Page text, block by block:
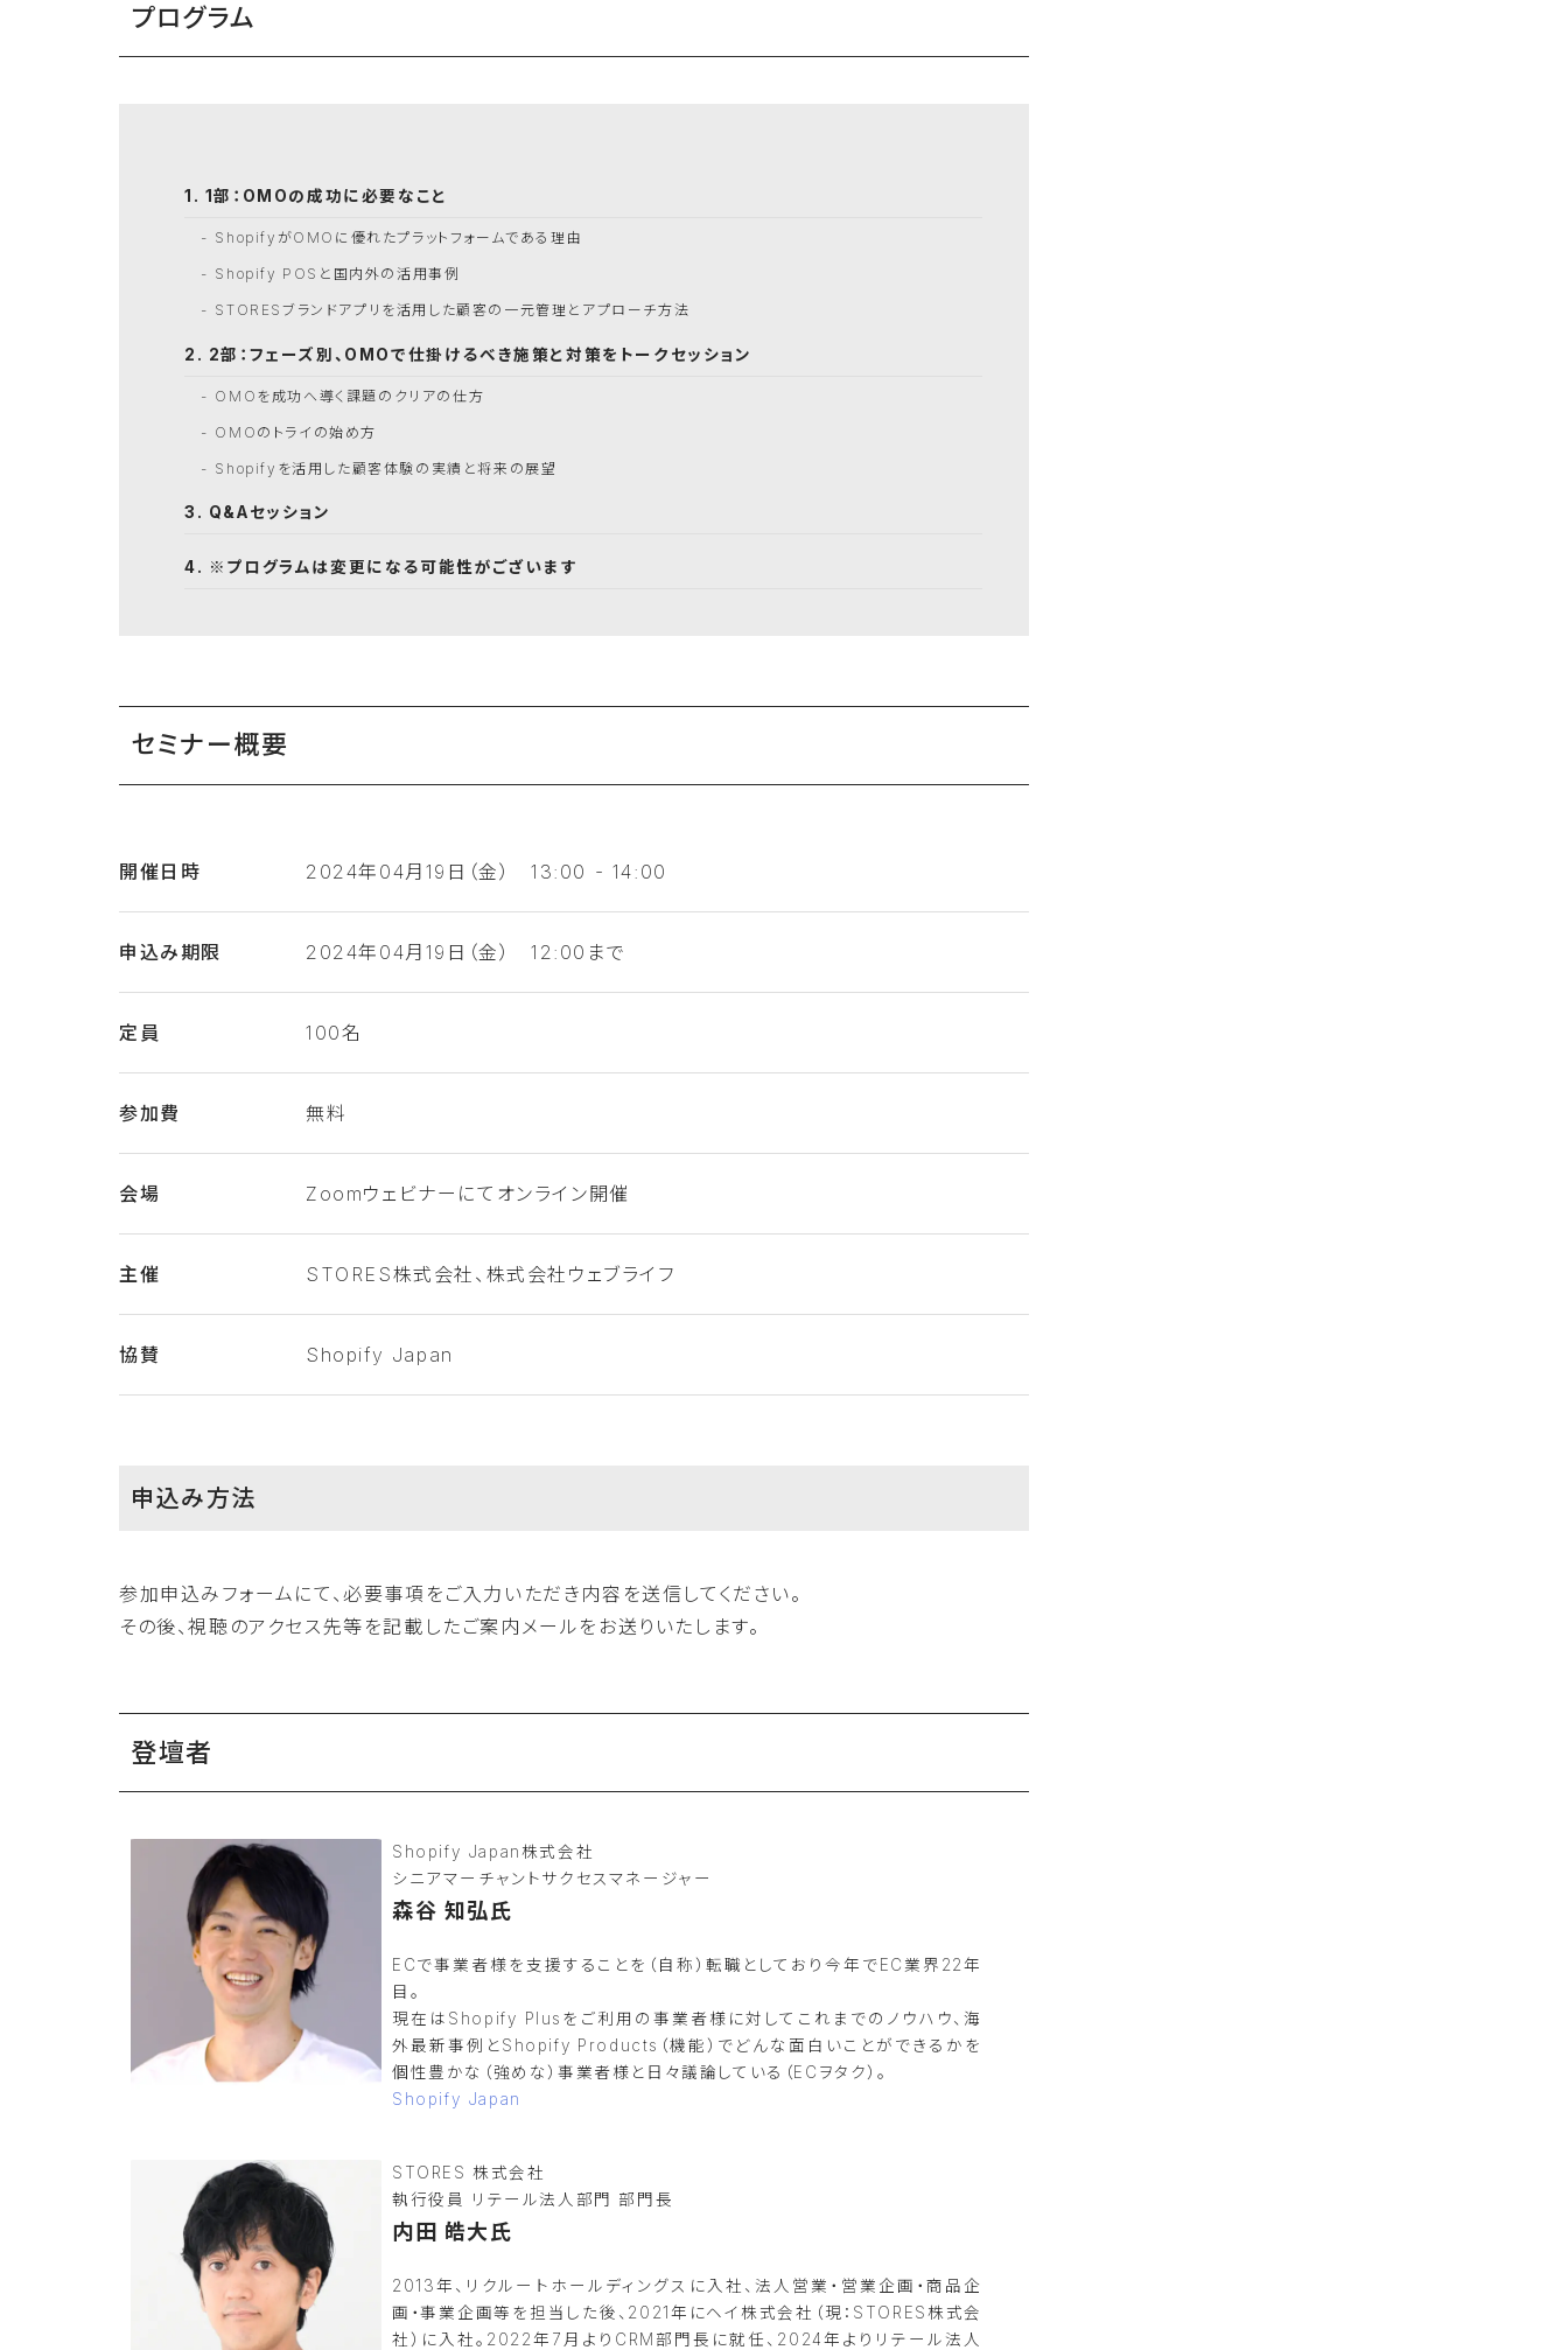
プログラム
1部：OMOの成功に必要なこと
ShopifyがOMOに優れたプラットフォームである理由
Shopify POSと国内外の活用事例
STORESブランドアプリを活用した顧客の一元管理とアプローチ方法
2部：フェーズ別、OMOで仕掛けるべき施策と対策をトークセッション
OMOを成功へ導く課題のクリアの仕方
OMOのトライの始め方
Shopifyを活用した顧客体験の実績と将来の展望
Q&Aセッション
※プログラムは変更になる可能性がございます
セミナー概要
開催日時 2024年04月19日（金） 13:00 - 14:00
申込み期限 2024年04月19日（金） 12:00まで
定員 100名
参加費 無料
会場 Zoomウェビナーにてオンライン開催
主催 STORES株式会社、株式会社ウェブライフ
協賛 Shopify Japan
申込み方法
参加申込みフォームにて、必要事項をご入力いただき内容を送信してください。
その後、視聴のアクセス先等を記載したご案内メールをお送りいたします。
登壇者
Shopify Japan株式会社
シニアマーチャントサクセスマネージャー
森谷 知弘氏
ECで事業者様を支援することを（自称）転職としており今年でEC業界22年
目。
現在はShopify Plusをご利用の事業者様に対してこれまでのノウハウ、海
外最新事例とShopify Products（機能）でどんな面白いことができるかを
個性豊かな（強めな）事業者様と日々議論している（ECヲタク）。
Shopify Japan
STORES 株式会社
執行役員 リテール法人部門 部門長
内田 皓大氏
2013年、リクルートホールディングスに入社、法人営業・営業企画・商品企
画・事業企画等を担当した後、2021年にヘイ株式会社（現：STORES株式会
社）に入社。2022年7月よりCRM部門長に就任、2024年よりリテール法人